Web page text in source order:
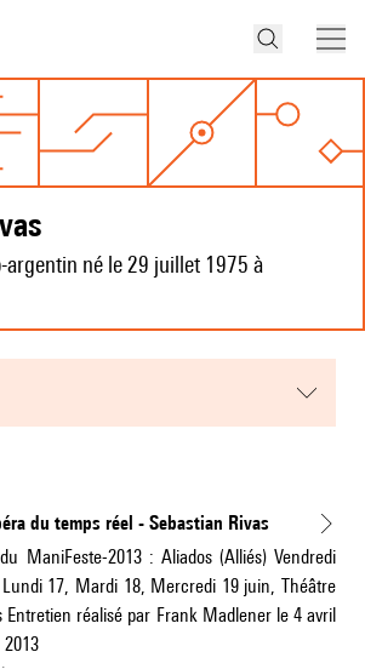
argentin né le 29 juillet 1975 à
du temps réel - Sebastian Rivas
ManiFeste-2013 : Aliados (Alliés) Vendredi
Lundi 17, Mardi 18, Mercredi 19 juin, Théâtre
Entretien réalisé par Frank Madlener le 4 avril